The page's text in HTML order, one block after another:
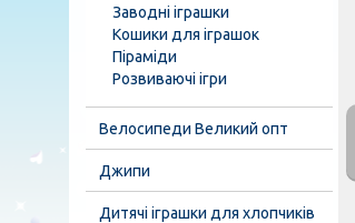
Игла MS 1784 для мячей, 3 шт,
набор (насадка, гибкий...
Заводні іграшки
Кошики для іграшок
Піраміди
Розвиваючі ігри
Велосипеди Великий опт
Джипи
Дитячі іграшки для хлопчиків